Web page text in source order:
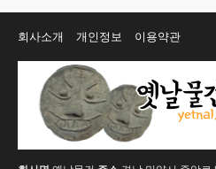
회사소개 개인정보 이용약관